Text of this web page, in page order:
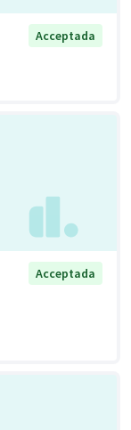
Acceptada
Acceptada